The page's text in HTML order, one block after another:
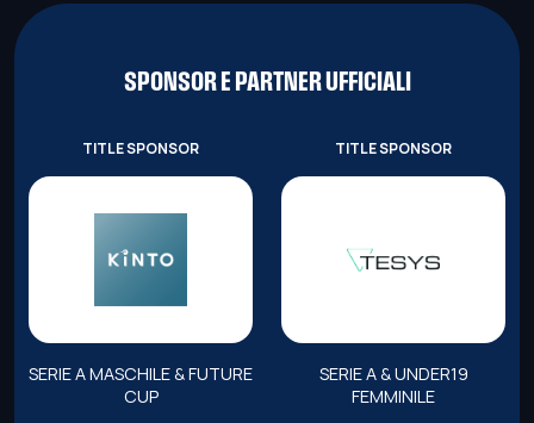
SPONSOR E PARTNER UFFICIALI
TITLE SPONSOR
SERIE A MASCHILE & FUTURE
CUP
TITLE SPONSOR
SERIE A & UNDER19
FEMMINILE